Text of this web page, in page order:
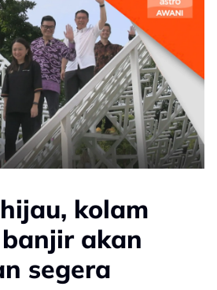
kolam
akan
segera